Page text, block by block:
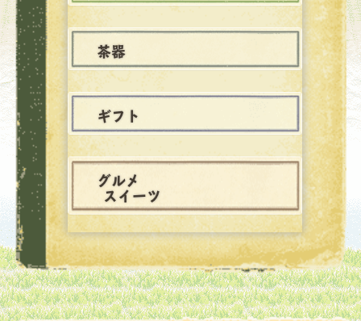
茶器
ギフト
グルメ
スイーツ